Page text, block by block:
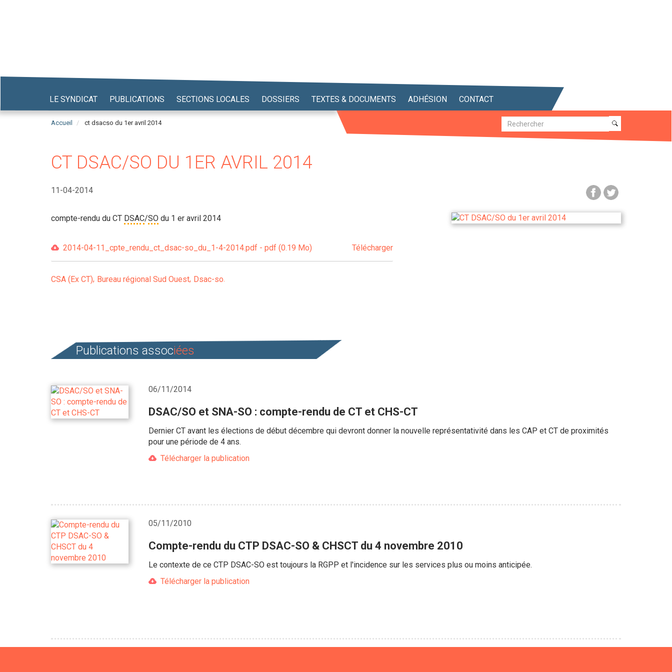
LE SYNDICAT PUBLICATIONS SECTIONS LOCALES DOSSIERS TEXTES & DOCUMENTS ADHÉSION CONTACT
Accueil ct dsacso du 1er avril 2014 Recherche
Recherche
CT DSAC/SO DU 1ER AVRIL 2014
11-04-2014
compte-rendu du CT DSAC/SO du 1 er avril 2014
2014-04-11_cpte_rendu_ct_dsac-so_du_1-4-2014.pdf - pdf (0.19 Mo) Télécharger
CSA (Ex CT) Bureau régional Sud Ouest Dsac-so
Publications associées
06/11/2014
DSAC/SO et SNA-SO : compte-rendu de CT et CHS-CT
Dernier CT avant les élections de début décembre qui devront donner la nouvelle représentativité dans les CAP et CT de proximités
pour une période de 4 ans.
Télécharger la publication
05/11/2010
Compte-rendu du CTP DSAC-SO & CHSCT du 4 novembre 2010
Le contexte de ce CTP DSAC-SO est toujours la RGPP et l'incidence sur les services plus ou moins anticipée.
Télécharger la publication